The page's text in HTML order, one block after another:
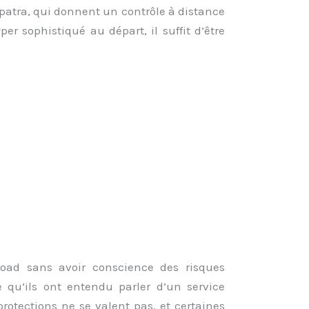
qui donnent un contrôle à distance
sophistiqué au départ, il suffit d’être
sans avoir conscience des risques
ont entendu parler d’un service
ne se valent pas, et certaines